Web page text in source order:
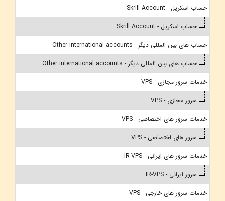
حساب اسکریل - Skrill Account
حساب اسکریل - Skrill Account
حساب های بین المللی دیگر - Other international accounts
حساب های بین المللی دیگر - Other international accounts
خدمات سرور مجازی - VPS
سرور مجازی - VPS
خدمات سرور های اختصاصی - VPS
سرور های اختصاصی - VPS
خدمات سرور های ایرانی - IR-VPS
سرور ایرانی - IR-VPS
خدمات سرور های خارجی - VPS